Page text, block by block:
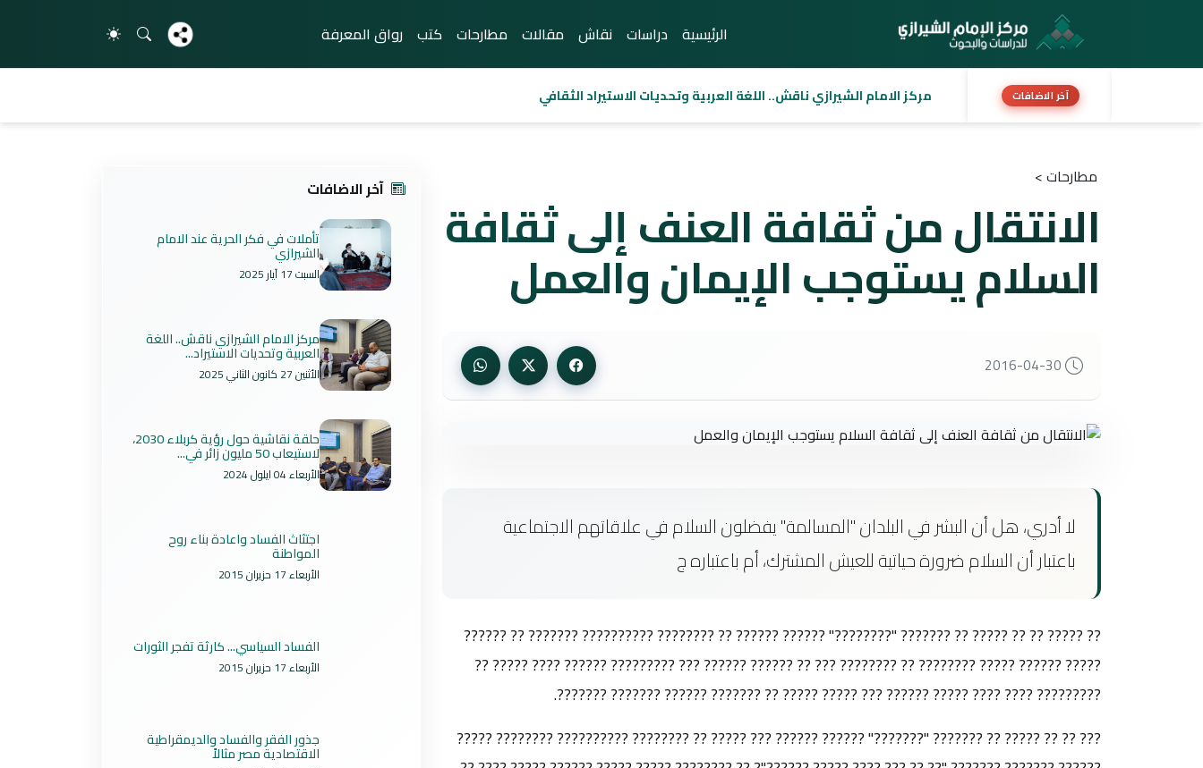
الرئيسية دراسات نقاش مقالات مطارحات كتب رواق المعرفة
آخر الاضافات مركز الامام الشيرازي ناقش.. اللغة العربية وتحديات الاستيراد الثقافي
مطارحات >
الانتقال من ثقافة العنف إلى ثقافة
السلام يستوجب الإيمان والعمل
2016-04-30
لا أدري، هل أن البشر في البلدان "المسالمة" يفضلون السلام في علاقاتهم الاجتماعية
باعتبار أن السلام ضرورة حياتية للعيش المشترك، أم باعتباره ج
?? ????? ?? ?? ????? ?? ??????? "????????" ?????? ?????? ?? ???????? ?????????? ??????? ?? ??????
????? ?????? ????? ???????? ?? ???????? ??? ?? ?????? ?????? ??? ????????? ?????? ???? ????? ??
????????? ???? ???? ????? ?????? ??? ????? ????? ?? ??????? ?????? ??????? ???????.
??? ?? ?? ????? ?? ??????? "???????" ?????? ?????? ??? ????? ?? ???????? ?????????? ???????? ?????
آخر الاضافات
تأملات في فكر الحرية عند الامام
الشيرازي
السبت 17 آيار 2025
مركز الامام الشيرازي ناقش.. اللغة
العربية وتحديات الاستيراد...
الأثنين 27 كانون الثاني 2025
حلقة نقاشية حول رؤية كربلاء 2030،
لاستيعاب 50 مليون زائر في...
الأربعاء 04 ايلول 2024
اجتثاث الفساد واعادة بناء روح
المواطنة
الأربعاء 17 حزيران 2015
الفساد السياسي... كارثة تفجر الثورات
الأربعاء 17 حزيران 2015
جذور الفقر والفساد والديمقراطية
الاقتصادية مصر مثالاً